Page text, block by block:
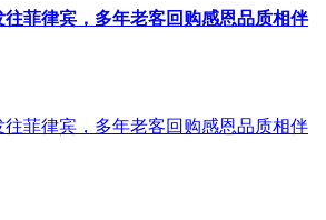
菲律宾，多年老客回购感恩品质相伴
菲律宾，多年老客回购感恩品质相伴